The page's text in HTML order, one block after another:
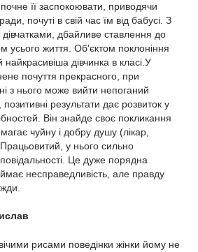
її заспокоювати, приводячи
почуті в свій час їм від бабусі. З
дівчатками, дбайливе ставлення до
усього життя. Об'єктом поклоніння
дівчинка в класі.У
почуття прекрасного, при
з нього може вийти непоганий
результати дає розвиток у
Він знайде своє покликання
чуйну і добру душу (лікар,
у нього сильно
Це дуже порядна
несправедливість, але правду
рисами поведінки жінки йому не